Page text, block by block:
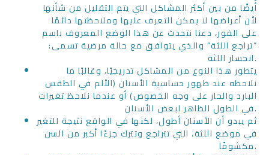
أيضًا من بين أكثر المشاكل التي يتم التقليل من شأنها
لأن أعراضها لا يمكن التعرف عليها وملاحظتها دائمًا
على الفور، دعنا نتحدث عن هذا الوضع المعروف باسم
“تراجع اللثة” والذي يتوافق مع حالة مرضية تسمى:
انحسار اللثة.
يتطور هذا النوع من المشاكل تدريجيًا، وغالبًا ما
نلاحظه عند ظهور حساسية الأسنان (الألم في الطقس
البارد والحار على وجه الخصوص) أو عندما نلاحظ تغيرات
في الطول الظاهر لبعض الأسنان.
ثم يبدو أن الأسنان أطول، لكنها في الواقع نتيجة للتغير
في موضع اللثة، التي تتراجع وتترك جزءًا أكبر من السن
مكشوفًا.